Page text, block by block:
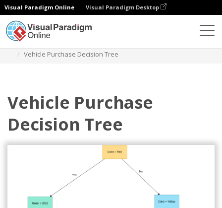
Visual Paradigm Online Visual Paradigm Desktop
Vehicle Purchase Decision Tree
Vehicle Purchase
Decision Tree